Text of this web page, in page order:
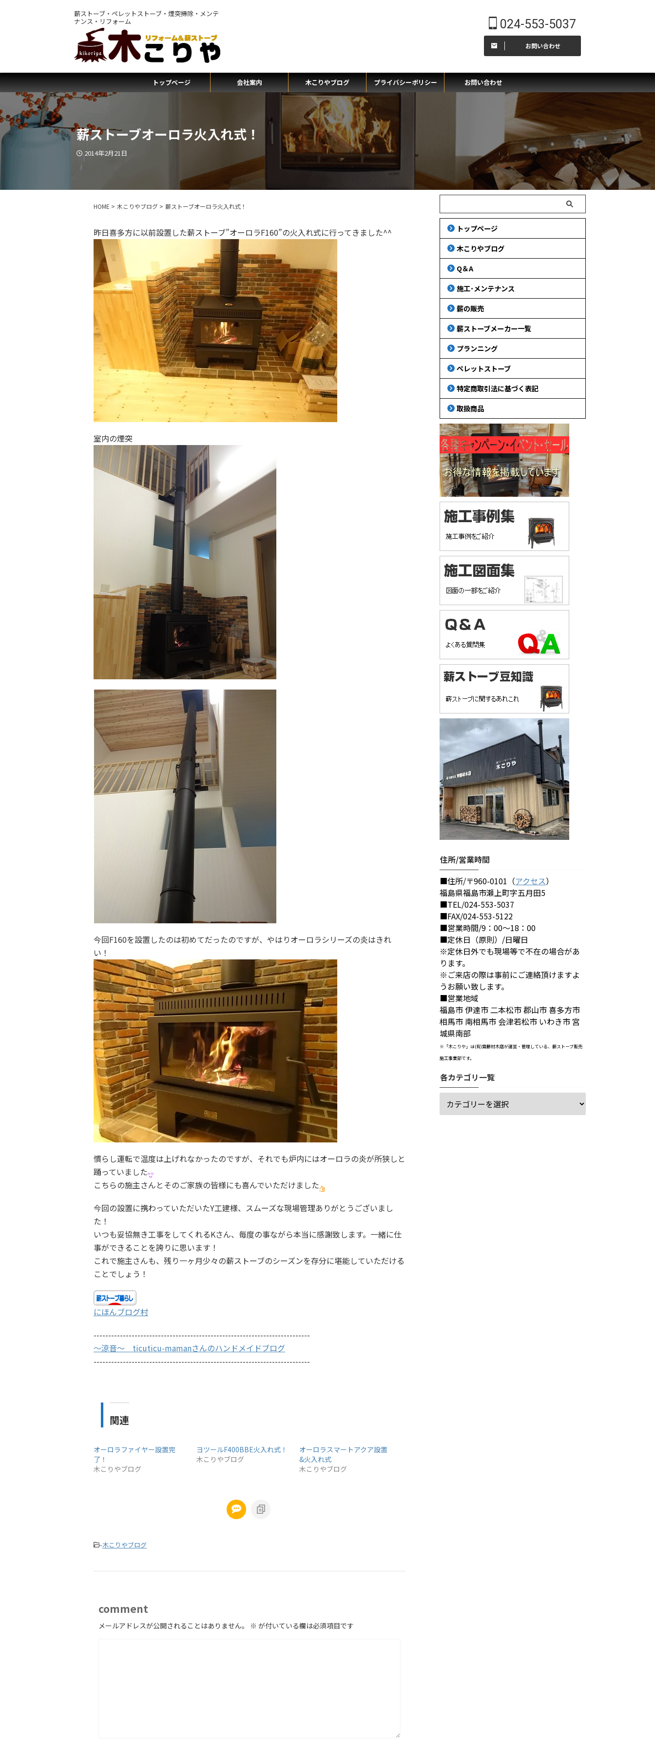
薪ストーブ・ペレットストーブ・煙突掃除・メンテ
ナンス・リフォーム
024-553-5037
お問い合わせ
トップページ 会社案内 木こりやブログ プライバシーポリシー お問い合わせ
薪ストーブオーロラ火入れ式！
2014年2月21日
HOME > 木こりやブログ > 薪ストーブオーロラ火入れ式！
昨日喜多方に以前設置した薪ストーブ”オーロラF160”の火入れ式に行ってきました^^
室内の煙突
今回F160を設置したのは初めてだったのですが、やはりオーロラシリーズの炎はきれ
い！
慣らし運転で温度は上げれなかったのですが、それでも炉内にはオーロラの炎が所狭しと
踊っていました
こちらの施主さんとそのご家族の皆様にも喜んでいただけました
今回の設置に携わっていただいたY工建様、スムーズな現場管理ありがとうございまし
た！
いつも妥協無き工事をしてくれるKさん、毎度の事ながら本当に感謝致します。一緒に仕
事ができることを誇りに思います！
これで施主さんも、残り一ヶ月少々の薪ストーブのシーズンを存分に堪能していただける
ことでしょう！
にほんブログ村
--------------------------------------------------------------------------
～涼音～ ticuticu-mamanさんのハンドメイドブログ
--------------------------------------------------------------------------
関連
オーロラファイヤー設置完
了！
木こりやブログ
ヨツールF400BBE火入れ式！
木こりやブログ
オーロラスマートアクア設置
&火入れ式
木こりやブログ
-木こりやブログ
comment
メールアドレスが公開されることはありません。 ※ が付いている欄は必須項目です
トップページ
木こりやブログ
Q＆A
施工･メンテナンス
薪の販売
薪ストーブメーカー一覧
プランニング
ペレットストーブ
特定商取引法に基づく表記
取扱商品
住所/営業時間
■住所/〒960-0101（アクセス）
福島県福島市瀬上町字五月田5
■TEL/024-553-5037
■FAX/024-553-5122
■営業時間/9：00～18：00
■定休日（原則）/日曜日
※定休日外でも現場等で不在の場合があ
ります。
※ご来店の際は事前にご連絡頂けますよ
うお願い致します。
■営業地域
福島市 伊達市 二本松市 郡山市 喜多方市
相馬市 南相馬市 会津若松市 いわき市 宮
城県南部
※「木こりや」は(有)齋藤材木店が運営・管理している、薪ストーブ販売
施工事業部です。
各カテゴリ一覧